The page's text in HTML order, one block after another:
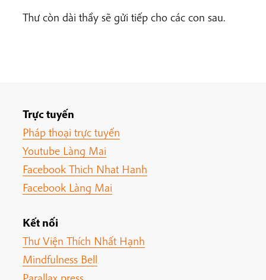
Thư còn dài thầy sẽ gửi tiếp cho các con sau.
Trực tuyến
Pháp thoại trực tuyến
Youtube Làng Mai
Facebook Thich Nhat Hanh
Facebook Làng Mai
Kết nối
Thư Viện Thích Nhất Hạnh
Mindfulness Bell